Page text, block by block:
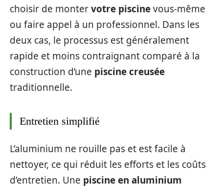
choisir de montervotre piscinevous-même
ou faire appel à un professionnel. Dans les
deux cas, le processus est généralement
rapide et moins contraignant comparé à la
construction d’une piscine creusée
traditionnelle.
Entretien simplifié
L’aluminium ne rouille pas et est facile à
nettoyer, ce qui réduit les efforts et les coûts
d’entretien. Une piscine en aluminium